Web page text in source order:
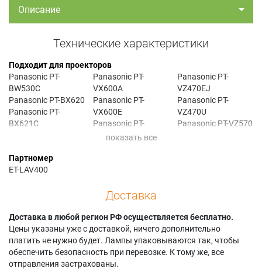
Описание
Технические характеристики
Подходит для проекторов
Panasonic PT-
BW530C
Panasonic PT-BX620
Panasonic PT-
BX621C
Panasonic PT-
VW530A
VW530E
Panasonic PT-
VW530EJ
Panasonic PT-
VW530N
Panasonic PT-
VX600A
Panasonic PT-
VX600E
Panasonic PT-
VX600ES
Panasonic PT-VX605
VX605N
Panasonic PT-
VX605NA
Panasonic PT-
VX605NAJ
Panasonic PT-
VZ470EJ
Panasonic PT-
VZ470U
Panasonic PT-VZ570
VZ570EJ
Panasonic PT-
VZ570N
Panasonic PT-
Партномер
ET-LAV400
Доставка
Доставка в любой регион РФ осуществляется бесплатно.
Цены указаны уже с доставкой, ничего дополнительно
платить не нужно будет. Лампы упаковываются так, чтобы
обеспечить безопасность при перевозке. К тому же, все
отправления застрахованы.